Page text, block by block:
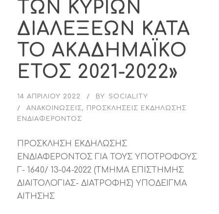
ΤΩΝ ΚΥΡΙΩΝ
ΔΙΑΛΕΞΕΩΝ ΚΑΤΑ
ΤΟ ΑΚΑΔΗΜΑΪΚΟ
ΕΤΟΣ 2021-2022»
14 ΑΠΡΙΛΊΟΥ 2022 BY
SOCIALITY
ΑΝΑΚΟΙΝΏΣΕΙΣ,
ΠΡΟΣΚΛΉΣΕΙΣ ΕΚΔΉΛΩΣΗΣ
ΕΝΔΙΑΦΈΡΟΝΤΟΣ
ΠΡΟΣΚΛΗΣΗ ΕΚΔΗΛΩΣΗΣ
ΕΝΔΙΑΦΕΡΟΝΤΟΣ ΓΙΑ ΤΟΥΣ ΥΠΟΤΡΟΦΟΥΣ
Γ- 1640/ 13-04-2022 (ΤΜΗΜΑ ΕΠΙΣΤΗΜΗΣ
ΔΙΑΙΤΟΛΟΓΙΑΣ- ΔΙΑΤΡΟΦΗΣ) ΥΠΟΔΕΙΓΜΑ
ΑΙΤΗΣΗΣ